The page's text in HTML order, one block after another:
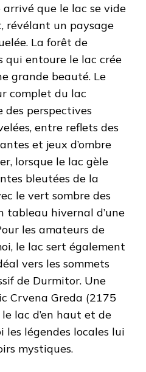
que le lac se vide
révélant un paysage
La forêt de
qui entoure le lac crée
grande beauté. Le
complet du lac
des perspectives
entre reflets des
et jeux d’ombre
lorsque le lac gèle
bleutées de la
le vert sombre des
tableau hivernal d’une
les amateurs de
le lac sert également
vers les sommets
de Durmitor. Une
Crvena Greda (2175
lac d’en haut et de
les légendes locales lui
mystiques.